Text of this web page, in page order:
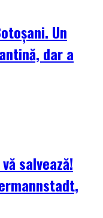
Un
dar a
salvează!